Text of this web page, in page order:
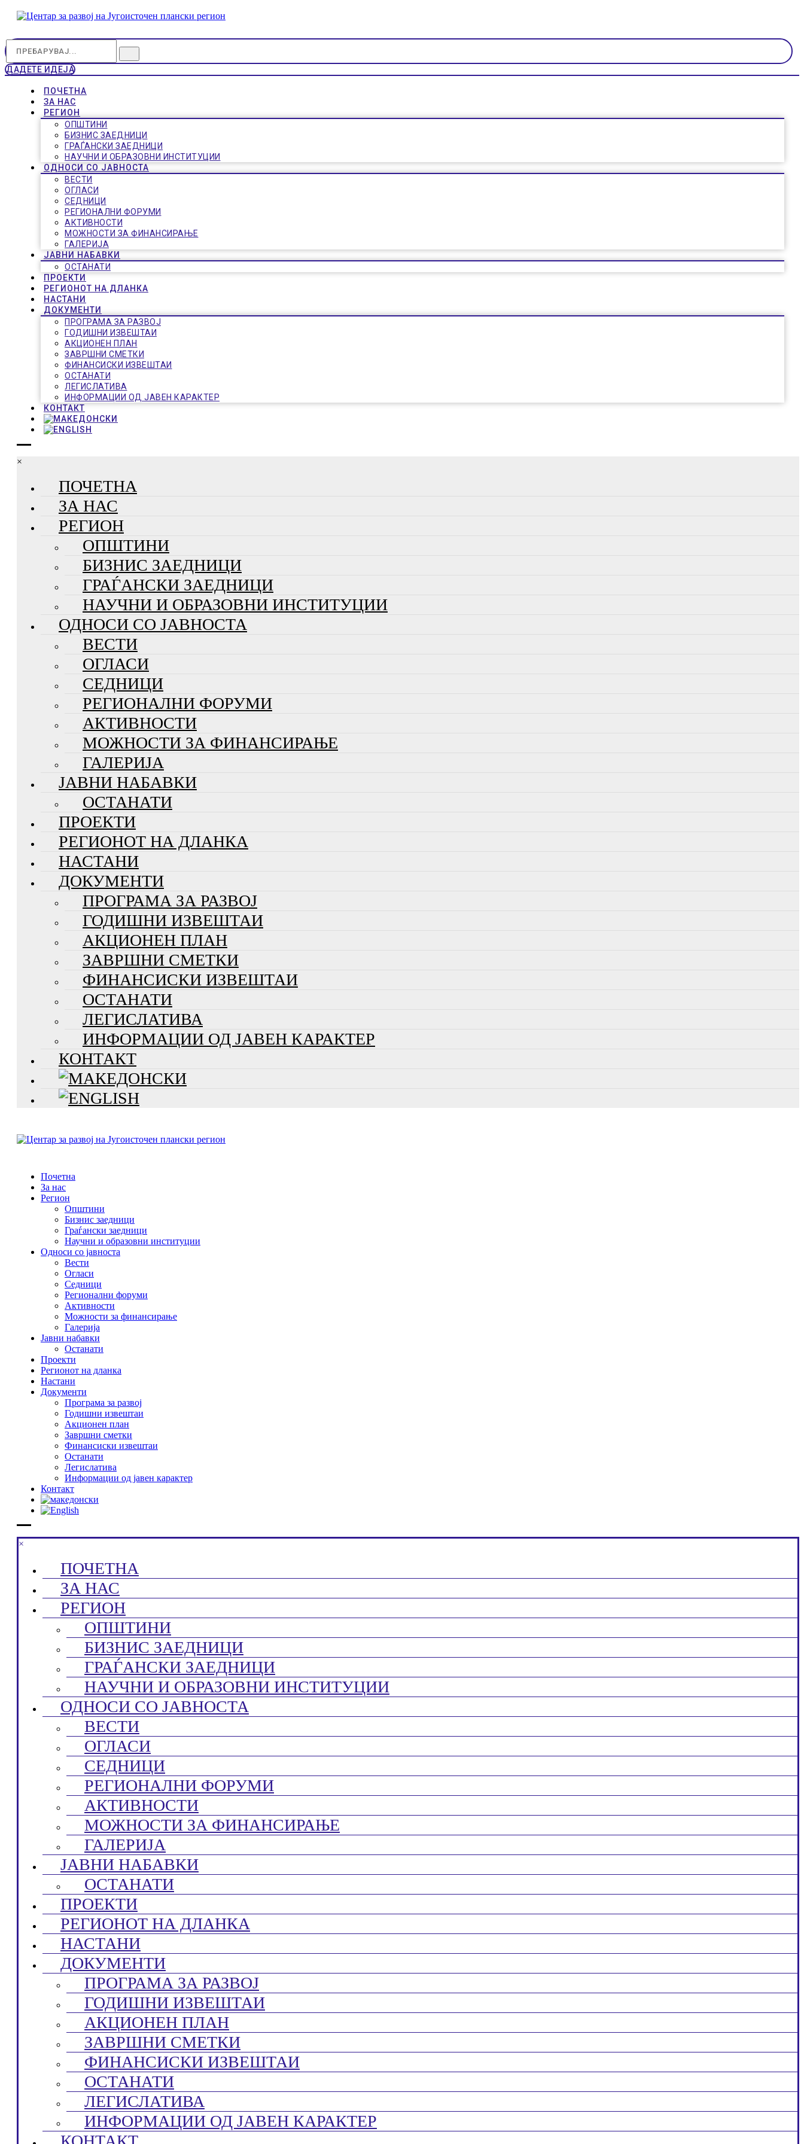
ДАДЕТЕ ИДЕЈА
ПОЧЕТНА
ЗА НАС
РЕГИОН
ОПШТИНИ
БИЗНИС ЗАЕДНИЦИ
ГРАЃАНСКИ ЗАЕДНИЦИ
НАУЧНИ И ОБРАЗОВНИ ИНСТИТУЦИИ
ОДНОСИ СО ЈАВНОСТА
ВЕСТИ
ОГЛАСИ
СЕДНИЦИ
РЕГИОНАЛНИ ФОРУМИ
АКТИВНОСТИ
МОЖНОСТИ ЗА ФИНАНСИРАЊЕ
ГАЛЕРИЈА
ЈАВНИ НАБАВКИ
ОСТАНАТИ
ПРОЕКТИ
РЕГИОНОТ НА ДЛАНКА
НАСТАНИ
ДОКУМЕНТИ
ПРОГРАМА ЗА РАЗВОЈ
ГОДИШНИ ИЗВЕШТАИ
АКЦИОНЕН ПЛАН
ЗАВРШНИ СМЕТКИ
ФИНАНСИСКИ ИЗВЕШТАИ
ОСТАНАТИ
ЛЕГИСЛАТИВА
ИНФОРМАЦИИ ОД ЈАВЕН КАРАКТЕР
КОНТАКТ
×
ПОЧЕТНА
ЗА НАС
РЕГИОН
ОПШТИНИ
БИЗНИС ЗАЕДНИЦИ
ГРАЃАНСКИ ЗАЕДНИЦИ
НАУЧНИ И ОБРАЗОВНИ ИНСТИТУЦИИ
ОДНОСИ СО ЈАВНОСТА
ВЕСТИ
ОГЛАСИ
СЕДНИЦИ
РЕГИОНАЛНИ ФОРУМИ
АКТИВНОСТИ
МОЖНОСТИ ЗА ФИНАНСИРАЊЕ
ГАЛЕРИЈА
ЈАВНИ НАБАВКИ
ОСТАНАТИ
ПРОЕКТИ
РЕГИОНОТ НА ДЛАНКА
НАСТАНИ
ДОКУМЕНТИ
ПРОГРАМА ЗА РАЗВОЈ
ГОДИШНИ ИЗВЕШТАИ
АКЦИОНЕН ПЛАН
ЗАВРШНИ СМЕТКИ
ФИНАНСИСКИ ИЗВЕШТАИ
ОСТАНАТИ
ЛЕГИСЛАТИВА
ИНФОРМАЦИИ ОД ЈАВЕН КАРАКТЕР
КОНТАКТ
Почетна
За нас
Регион
Општини
Бизнис заедници
Граѓански заедници
Научни и образовни институции
Односи со јавноста
Вести
Огласи
Седници
Регионални форуми
Активности
Можности за финансирање
Галерија
Јавни набавки
Останати
Проекти
Регионот на дланка
Настани
Документи
Програма за развој
Годишни извештаи
Акционен план
Завршни сметки
Финансиски извештаи
Останати
Легислатива
Информации од јавен карактер
Контакт
×
ПОЧЕТНА
ЗА НАС
РЕГИОН
ОПШТИНИ
БИЗНИС ЗАЕДНИЦИ
ГРАЃАНСКИ ЗАЕДНИЦИ
НАУЧНИ И ОБРАЗОВНИ ИНСТИТУЦИИ
ОДНОСИ СО ЈАВНОСТА
ВЕСТИ
ОГЛАСИ
СЕДНИЦИ
РЕГИОНАЛНИ ФОРУМИ
АКТИВНОСТИ
МОЖНОСТИ ЗА ФИНАНСИРАЊЕ
ГАЛЕРИЈА
ЈАВНИ НАБАВКИ
ОСТАНАТИ
ПРОЕКТИ
РЕГИОНОТ НА ДЛАНКА
НАСТАНИ
ДОКУМЕНТИ
ПРОГРАМА ЗА РАЗВОЈ
ГОДИШНИ ИЗВЕШТАИ
АКЦИОНЕН ПЛАН
ЗАВРШНИ СМЕТКИ
ФИНАНСИСКИ ИЗВЕШТАИ
ОСТАНАТИ
ЛЕГИСЛАТИВА
ИНФОРМАЦИИ ОД ЈАВЕН КАРАКТЕР